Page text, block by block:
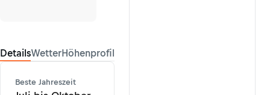
DetailsWetterHöhenprofil
Beste Jahreszeit